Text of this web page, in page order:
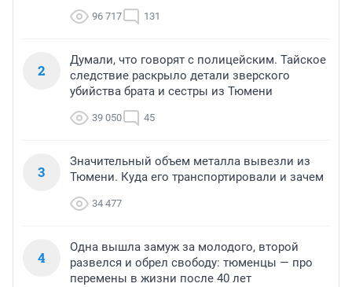
96 717 131
2
Думали, что говорят с полицейским. Тайское
следствие раскрыло детали зверского
убийства брата и сестры из Тюмени
39 050 45
3
Значительный объем металла вывезли из
Тюмени. Куда его транспортировали и зачем
34 477
4
Одна вышла замуж за молодого, второй
развелся и обрел свободу: тюменцы — про
перемены в жизни после 40 лет